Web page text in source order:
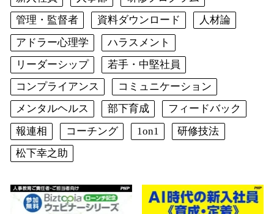
管理・監督者
資料ダウンロード
人材論
アドラー心理学
ハラスメント
リーダーシップ
若手・中堅社員
コンプライアンス
コミュニケーション
メンタルヘルス
部下育成
フィードバック
報連相
コーチング 1on1
研修技法
松下幸之助